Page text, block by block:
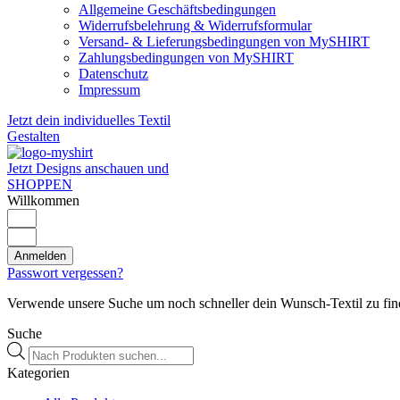
Allgemeine Geschäftsbedingungen
Widerrufsbelehrung & Widerrufsformular
Versand- & Lieferungsbedingungen von MySHIRT
Zahlungsbedingungen von MySHIRT
Datenschutz
Impressum
Jetzt dein individuelles Textil
Gestalten
Jetzt Designs anschauen und
SHOPPEN
Willkommen
Anmelden
Passwort vergessen?
Verwende unsere Suche um noch schneller dein Wunsch-Textil zu
Suche
Products
search
Kategorien